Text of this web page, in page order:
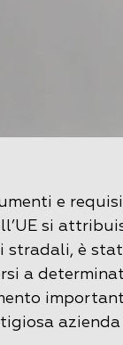
e
si
stradali, è
a
azienda